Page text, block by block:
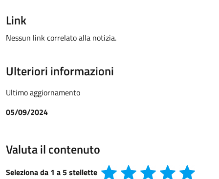
Link
Nessun link correlato alla notizia.
Ulteriori informazioni
Ultimo aggiornamento
05/09/2024
Valuta il contenuto
Seleziona da 1 a 5 stellette